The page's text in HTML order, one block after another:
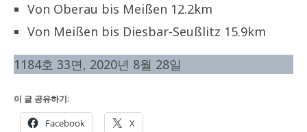
Von Oberau bis Meißen 12.2km
Von Meißen bis Diesbar-Seußlitz 15.9km
1184호 33면, 2020년 8월 28일
이 글 공유하기:
Facebook X